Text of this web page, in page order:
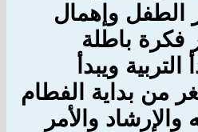
الطفل وإهمال
فكرة باطلة
ويبدأ
من بداية الفطام
والإرشاد والأمر